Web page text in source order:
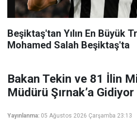
Beşiktaş'tan Yılın En Büyük
Mohamed Salah Beşiktaş'ta
Bakan Tekin ve 81 İlin
Müdürü Şırnak’a Gidiyor
Yayınlanma: 05 Ağustos 2026 Çarşamba 23:13